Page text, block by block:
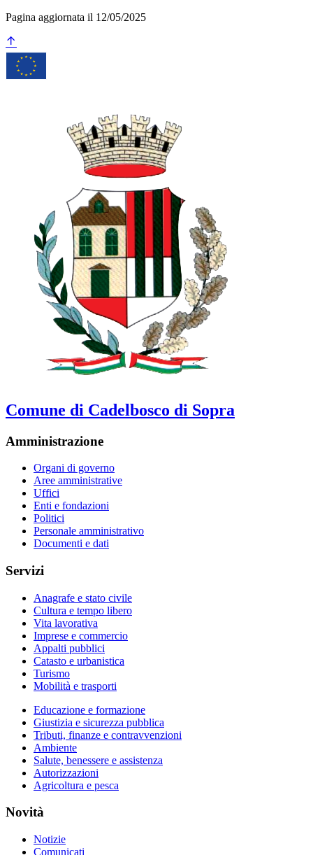
Pagina aggiornata il 12/05/2025
Comune di Cadelbosco di Sopra
Amministrazione
Organi di governo
Aree amministrative
Uffici
Enti e fondazioni
Politici
Personale amministrativo
Documenti e dati
Servizi
Anagrafe e stato civile
Cultura e tempo libero
Vita lavorativa
Imprese e commercio
Appalti pubblici
Catasto e urbanistica
Turismo
Mobilità e trasporti
Educazione e formazione
Giustizia e sicurezza pubblica
Tributi, finanze e contravvenzioni
Ambiente
Salute, benessere e assistenza
Autorizzazioni
Agricoltura e pesca
Novità
Notizie
Comunicati